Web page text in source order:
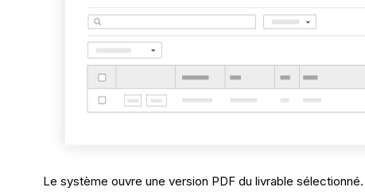
Le système ouvre une version PDF du livrable sélectionné.